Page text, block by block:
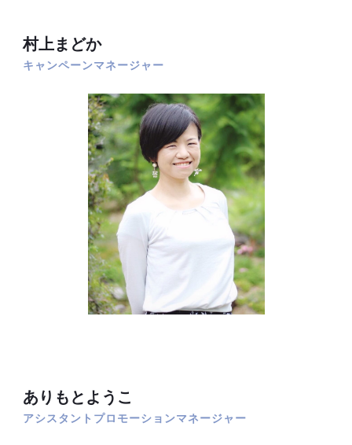
ありもとようこ
アシスタントプロモーションマネージャー
村上まどか
キャンペーンマネージャー